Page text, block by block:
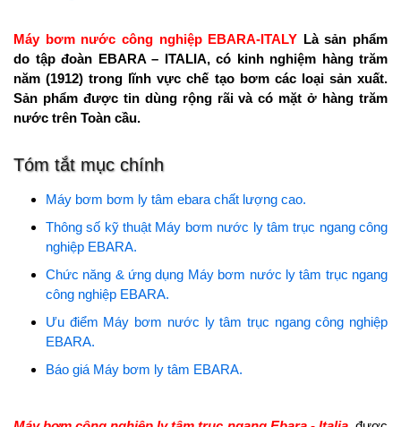
Máy bơm nước công nghiệp EBARA-ITALY Là sản phẩm
do tập đoàn EBARA – ITALIA, có kinh nghiệm hàng trăm
năm (1912) trong lĩnh vực chế tạo bơm các loại sản xuất.
Sản phẩm được tin dùng rộng rãi và có mặt ở hàng trăm
nước trên Toàn cầu.
Tóm tắt mục chính
Máy bơm bơm ly tâm ebara chất lượng cao.
Thông số kỹ thuật Máy bơm nước ly tâm trục ngang công
nghiệp EBARA.
Chức năng & ứng dụng Máy bơm nước ly tâm trục ngang
công nghiệp EBARA.
Ưu điểm Máy bơm nước ly tâm trục ngang công nghiệp
EBARA.
Báo giá Máy bơm ly tâm EBARA.